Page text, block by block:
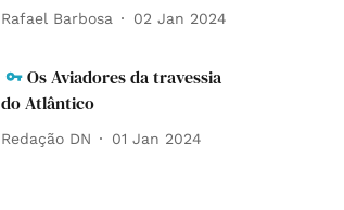
Rafael Barbosa 02 Jan 2024
Os Aviadores da travessia
do Atlântico
Redação DN 01 Jan 2024